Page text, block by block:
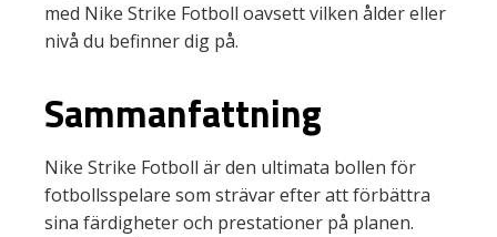
med Nike Strike Fotboll oavsett vilken ålder eller
nivå du befinner dig på.
Sammanfattning
Nike Strike Fotboll är den ultimata bollen för
fotbollsspelare som strävar efter att förbättra
sina färdigheter och prestationer på planen.